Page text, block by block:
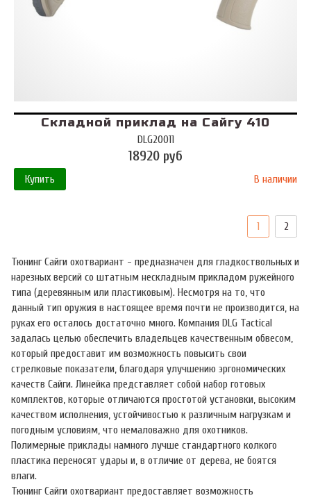
Складной приклад на Сайгу 410
DLG20011
18920 руб
Купить В наличии
1 2
Тюнинг Сайги охотвариант - предназначен для гладкоствольных и
нарезных версий со штатным нескладным прикладом ружейного
типа (деревянным или пластиковым). Несмотря на то, что
данный тип оружия в настоящее время почти не производится, на
руках его осталось достаточно много. Компания DLG Tactical
задалась целью обеспечить владельцев качественным обвесом,
который предоставит им возможность повысить свои
стрелковые показатели, благодаря улучшению эргономических
качеств Сайги. Линейка представляет собой набор готовых
комплектов, которые отличаются простотой установки, высоким
качеством исполнения, устойчивостью к различным нагрузкам и
погодным условиям, что немаловажно для охотников.
Полимерные приклады намного лучше стандартного колкого
пластика переносят удары и, в отличие от дерева, не боятся
влаги.
Тюнинг Сайги охотвариант предоставляет возможность